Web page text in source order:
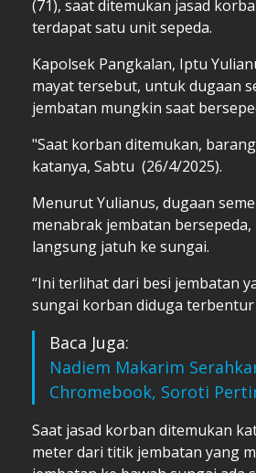
(71), saat ditemukan jasad
terdapat satu unit sepeda.
Kapolsek Pangkalan, Iptu
mayat tersebut, untuk dugaan
jembatan mungkin saat
"Saat korban ditemukan,
katanya, Sabtu (26/4/2025).
Menurut Yulianus, dugaan
menabrak jembatan
langsung jatuh ke sungai.
“Ini terlihat dari besi jembatan
sungai korban diduga terbentur
Baca Juga:
Nadiem Makarim
Chromebook, Soroti
Saat jasad korban ditemukan
meter dari titik jembatan yang